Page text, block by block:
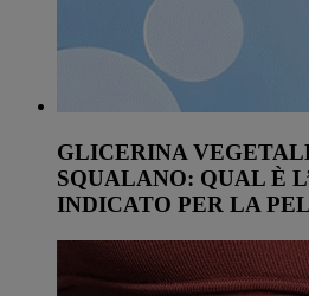
GLICERINA
SQUALANO: QUAL È
INDICATO PER LA